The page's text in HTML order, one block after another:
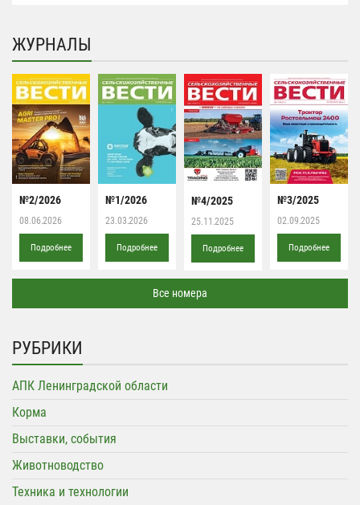
ЖУРНАЛЫ
№2/2026
08.06.2026
Подробнее
№1/2026
23.03.2026
Подробнее
№4/2025
25.11.2025
Подробнее
№3/2025
02.09.2025
Подробнее
Все номера
РУБРИКИ
АПК Ленинградской области
Корма
Выставки, события
Животноводство
Техника и технологии